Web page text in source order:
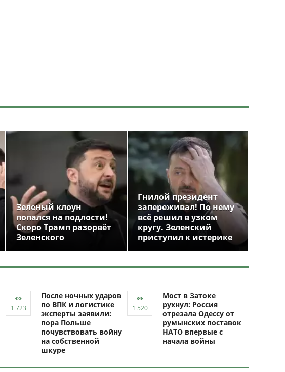
Зеленый клоун
попался на подлости!
Скоро Трамп разорвёт
Зеленского
Гнилой президент
запереживал! По нему
всё решил в узком
кругу. Зеленский
приступил к истерике
После ночных ударов
по ВПК и логистике
эксперты заявили:
пора Польше
почувствовать войну
на собственной
шкуре
Мост в Затоке
рухнул: Россия
отрезала Одессу от
румынских поставок
НАТО впервые с
начала войны